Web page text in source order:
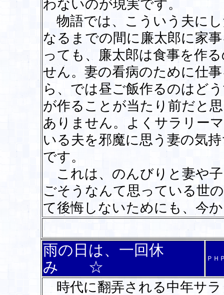
わないのが現実です。
物語では、こういう夫に
なるまでの間に廉太郎に家
っても、廉太郎は食事を作
せん。妻の看病のために仕
ら、では昼ご飯作るのはど
が作ることが当たり前だと
ありません。よくサラリー
いる夫を邪魔に思う妻の気
です。
これは、のんびりと妻や
ごそうなんて思っている世
て後悔しないためにも、今
雨の日は、一回休
み ☆
ＰＨ
時代に翻弄される中年サ